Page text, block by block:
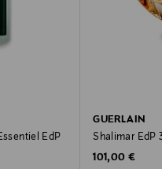
EdP
GUERLAIN
Shalimar EdP
Original Price
101,00 €